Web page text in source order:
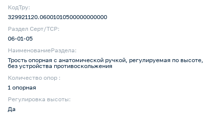
КодТру:
329921120.06001010500000000000
Раздел Серт/ТСР:
06-01-05
НаименованиеРаздела:
Трость опорная с анатомической ручкой, регулируемая по высоте,
без устройства противоскольжения
Количество опор :
1 опорная
Регулировка высоты:
Да